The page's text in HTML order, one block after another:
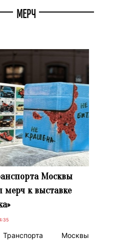
МЕРЧ
Москвы
мерч к выставке
Москвы